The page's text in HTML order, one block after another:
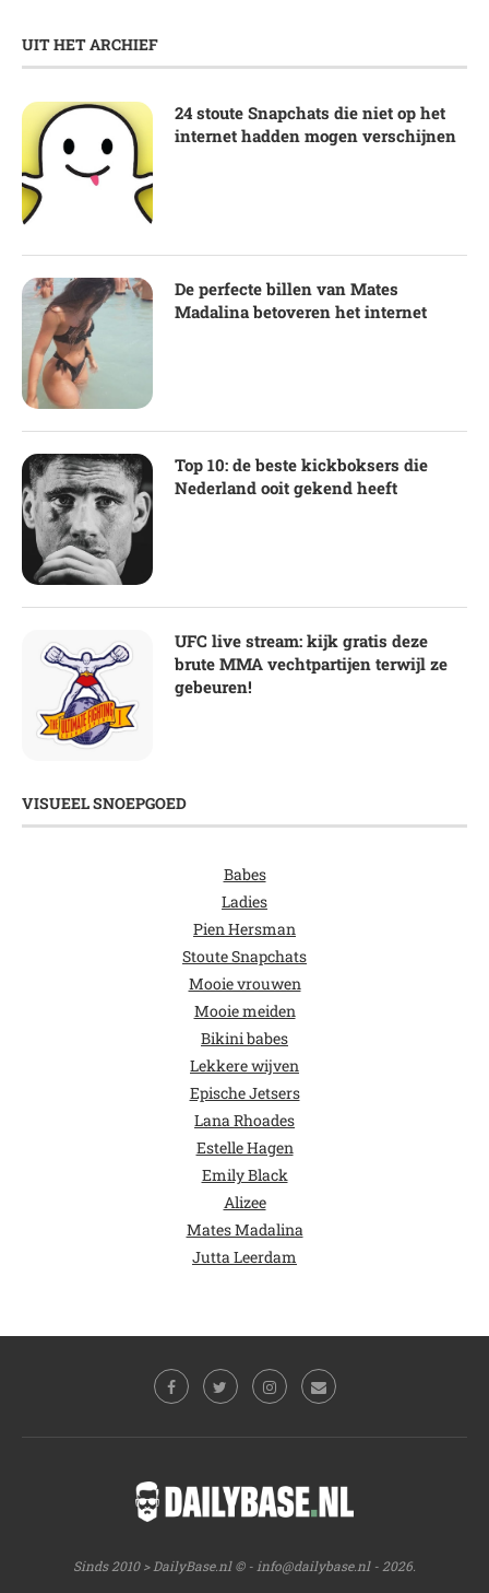
UIT HET ARCHIEF
24 stoute Snapchats die niet op het
internet hadden mogen verschijnen
De perfecte billen van Mates
Madalina betoveren het internet
Top 10: de beste kickboksers die
Nederland ooit gekend heeft
UFC live stream: kijk gratis deze
brute MMA vechtpartijen terwijl ze
gebeuren!
VISUEEL SNOEPGOED
Babes
Ladies
Pien Hersman
Stoute Snapchats
Mooie vrouwen
Mooie meiden
Bikini babes
Lekkere wijven
Epische Jetsers
Lana Rhoades
Estelle Hagen
Emily Black
Alizee
Mates Madalina
Jutta Leerdam
Sinds 2010 > DailyBase.nl © - info@dailybase.nl- 2026.